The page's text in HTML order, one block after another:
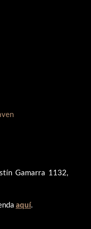
Gamarra 1132,
aquí.